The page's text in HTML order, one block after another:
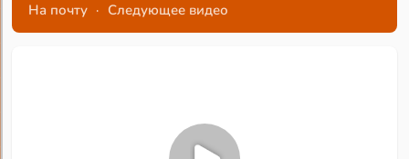
На почту · Следующее видео